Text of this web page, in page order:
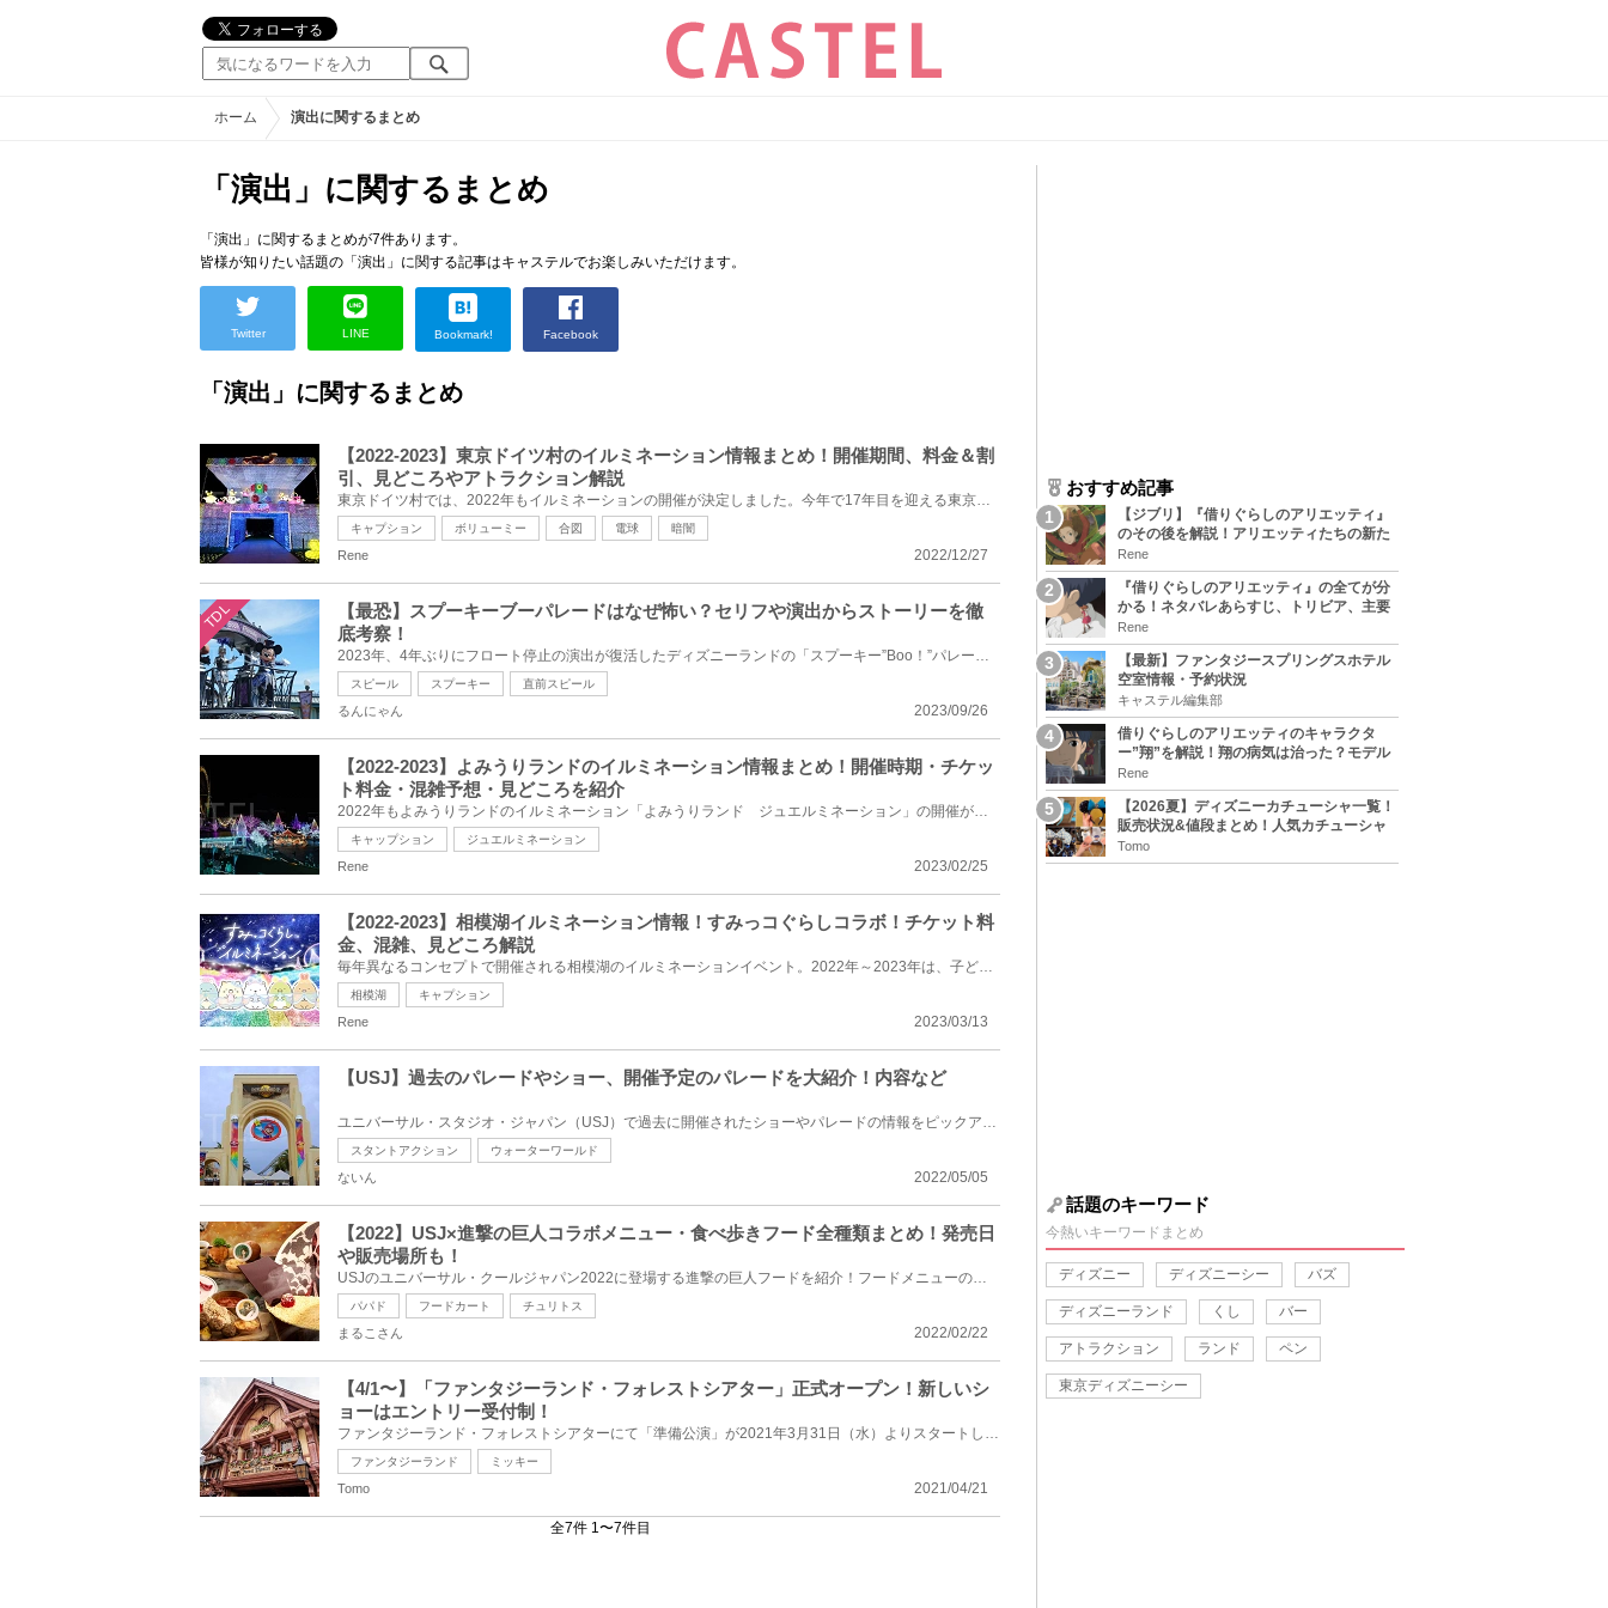
ホーム 演出に関するまとめ
「演出」に関するまとめ
「演出」に関するまとめが7件あります。
皆様が知りたい話題の「演出」に関する記事はキャステルでお楽しみいただけます。
Twitter LINE Bookmark! Facebook
「演出」に関するまとめ
【2022-2023】東京ドイツ村のイルミネーション情報まとめ！開催期間、料金＆割
引、見どころやアトラクション解説
東京ドイツ村では、2022年もイルミネーションの開催が決定しました。今年で17年目を迎える東京ドイツ村...
キャプション ボリューミー 合図 電球 暗闇
2022/12/27
Rene
TDL
【最恐】スプーキーブーパレードはなぜ怖い？セリフや演出からストーリーを徹
底考察！
2023年、4年ぶりにフロート停止の演出が復活したディズニーランドの「スプーキー”Boo！”パレード（スプ...
スピール スプーキー 直前スピール
2023/09/26
るんにゃん
【2022-2023】よみうりランドのイルミネーション情報まとめ！開催時期・チケッ
ト料金・混雑予想・見どころを紹介
2022年もよみうりランドのイルミネーション「よみうりランド ジュエルミネーション」の開催が決定！202...
キャップション ジュエルミネーション
2023/02/25
Rene
【2022-2023】相模湖イルミネーション情報！すみっコぐらしコラボ！チケット料
金、混雑、見どころ解説
毎年異なるコンセプトで開催される相模湖のイルミネーションイベント。2022年～2023年は、子どもたちに...
相模湖 キャプション
2023/03/13
Rene
【USJ】過去のパレードやショー、開催予定のパレードを大紹介！内容など
ユニバーサル・スタジオ・ジャパン（USJ）で過去に開催されたショーやパレードの情報をピックアップして...
スタントアクション ウォーターワールド
2022/05/05
ないん
【2022】USJ×進撃の巨人コラボメニュー・食べ歩きフード全種類まとめ！発売日
や販売場所も！
USJのユニバーサル・クールジャパン2022に登場する進撃の巨人フードを紹介！フードメニューの種類に加え...
パパド フードカート チュリトス
2022/02/22
まるこさん
【4/1〜】「ファンタジーランド・フォレストシアター」正式オープン！新しいシ
ョーはエントリー受付制！
ファンタジーランド・フォレストシアターにて「準備公演」が2021年3月31日（水）よりスタートし、2021年...
ファンタジーランド ミッキー
2021/04/21
Tomo
全7件 1〜7件目
おすすめ記事
【ジブリ】『借りぐらしのアリエッティ』
のその後を解説！アリエッティたちの新た
な住処は？翔の病気は治る？
Rene
『借りぐらしのアリエッティ』の全てが分
かる！ネタバレあらすじ、トリビア、主要
キャラまとめ！
Rene
【最新】ファンタジースプリングスホテル
空室情報・予約状況
キャステル編集部
借りぐらしのアリエッティのキャラクタ
ー”翔”を解説！翔の病気は治った？モデル
は誰？
Rene
【2026夏】ディズニーカチューシャ一覧！
販売状況&値段まとめ！人気カチューシャ
をチェック
Tomo
話題のキーワード
今熱いキーワードまとめ
ディズニー ディズニーシー バズ
ディズニーランド くし バー
アトラクション ランド ペン
東京ディズニーシー